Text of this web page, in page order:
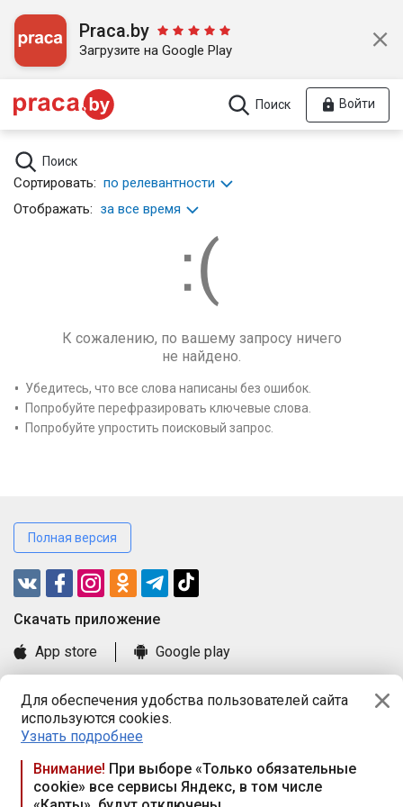
Для обеспечения удобства пользователей сайта
используются cookies.
Узнать подробнее
Внимание! При выборе «Только обязательные
cookie» все сервисы Яндекс, в том числе
Praca.by
Загрузите на Google Play
Поиск Войти
Поиск
Сортировать: по релевантности
Отображать: за все время
К сожалению, по вашему запросу ничего
не найдено.
Убедитесь, что все слова написаны без ошибок.
Попробуйте перефразировать ключевые слова.
Попробуйте упростить поисковый запрос.
Полная версия
Cкачать приложение
App store
Google play
Книга замечаний и предложений
Правила и документы
Praca.by © 2000—2026, ООО «ПРАЦА БАЙ»
Республика Беларусь, 220114, г. Минск, пр-т Независимости
117а, пом. № 9.